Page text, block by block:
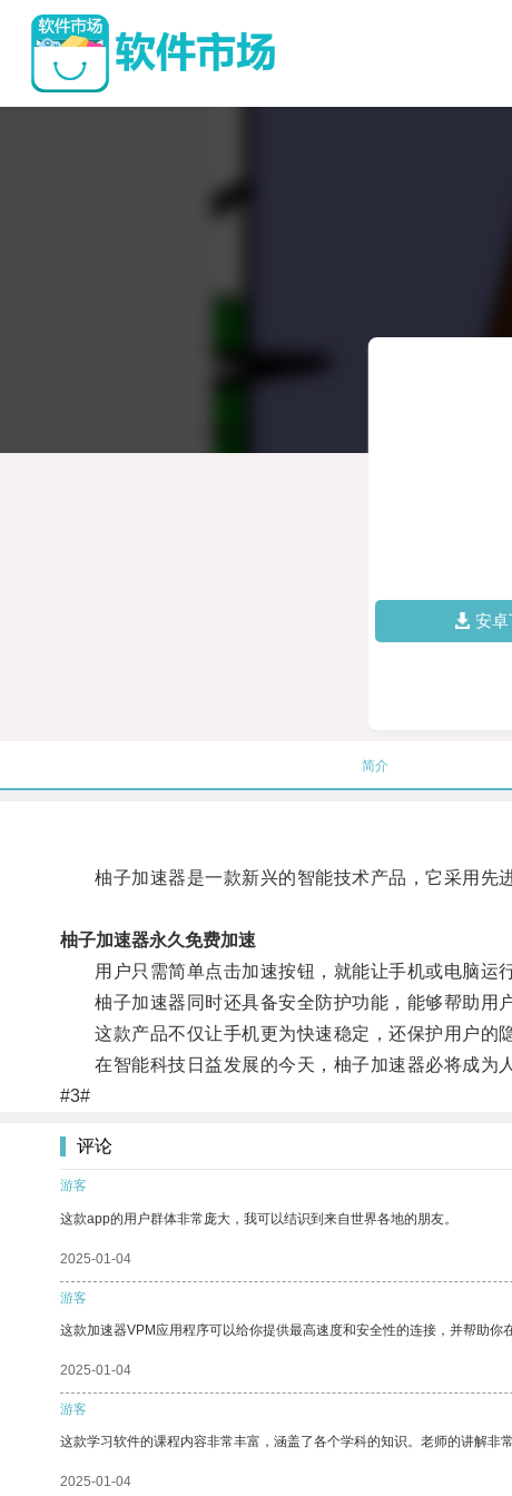
安卓
简介
柚子加速器是一款新兴的智能技术产品，它采用先进
柚子加速器永久免费加速
用户只需简单点击加速按钮，就能让手机或电脑运行
柚子加速器同时还具备安全防护功能，能够帮助用户
这款产品不仅让手机更为快速稳定，还保护用户的
在智能科技日益发展的今天，柚子加速器必将成为人
#3#
评论
游客
这款app的用户群体非常庞大，我可以结识到来自世界各地的朋友。
2025-01-04
游客
这款加速器VPM应用程序可以给你提供最高速度和安全性的连接，并帮助你
2025-01-04
游客
这款学习软件的课程内容非常丰富，涵盖了各个学科的知识。老师的讲解非
2025-01-04